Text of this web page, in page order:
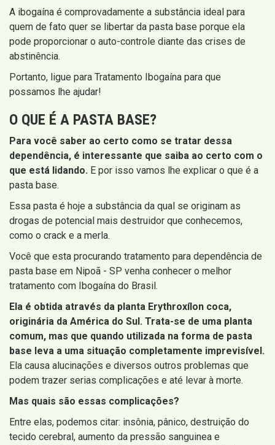
A ibogaína é comprovadamente a substância ideal para
quem de fato quer se libertar da pasta base porque ela
pode proporcionar o auto-controle diante das crises de
abstinência.
Portanto, ligue para Tratamento Ibogaína para que
possamos lhe ajudar!
O QUE É A PASTA BASE?
Para você saber ao certo como se tratar dessa
dependência, é interessante que saiba ao certo com o
que está lidando. E por isso vamos lhe explicar o que é a
pasta base.
Essa pasta é hoje a substância da qual se originam as
drogas de potencial mais destruidor que conhecemos,
como o crack e a merla.
Você que esta procurando tratamento para dependência de
pasta base em Nipoã - SP venha conhecer o melhor
tratamento com Ibogaína do Brasil.
Ela é obtida através da planta Erythroxílon coca,
originária da América do Sul. Trata-se de uma planta
comum, mas que quando utilizada na forma de pasta
base leva a uma situação completamente imprevisível.
Ela causa alucinações e diversos outros problemas que
podem trazer serias complicações e até levar à morte.
Mas quais são essas complicações?
Entre elas, podemos citar: insônia, pânico, destruição do
tecido cerebral, aumento da pressão sanguinea e